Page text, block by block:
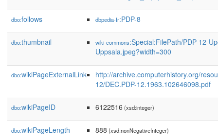
dbo:follows dbpedia-fr:PDP-8
dbo:thumbnail wiki-commons:Special:FilePath/PDP-12-
Uppsala.jpeg?width=300
dbo:wikiPageExternalLink
http://archive.computerhistory.org/
12/DEC.PDP-12.1963.102646098.pdf
dbo:wikiPageID 6122516 (xsd:integer)
dbo:wikiPageLength 888 (xsd:nonNegativeInteger)